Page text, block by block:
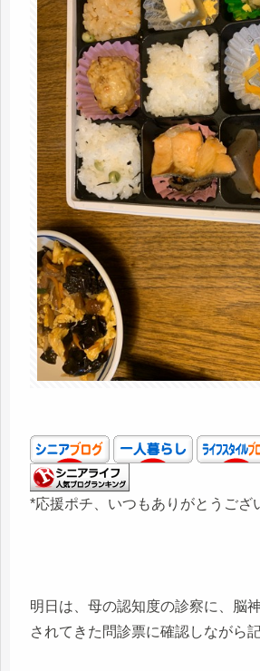
*応援ポチ、いつもありがとうござ
明日は、母の認知度の診察に、脳
されてきた問診票に確認しながら